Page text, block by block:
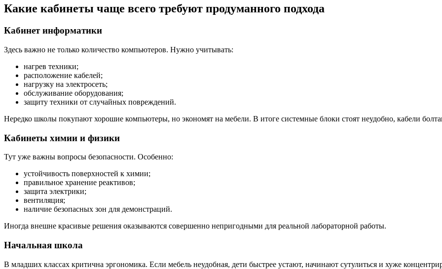
Какие кабинеты чаще всего требуют продуманного подхода
Кабинет информатики
Здесь важно не только количество компьютеров. Нужно учитывать:
нагрев техники;
расположение кабелей;
нагрузку на электросеть;
обслуживание оборудования;
защиту техники от случайных повреждений.
Нередко школы покупают хорошие компьютеры, но экономят на мебели. В итоге системные блоки стоят неудобно, кабели
Кабинеты химии и физики
Тут уже важны вопросы безопасности. Особенно:
устойчивость поверхностей к химии;
правильное хранение реактивов;
защита электрики;
вентиляция;
наличие безопасных зон для демонстраций.
Иногда внешне красивые решения оказываются совершенно непригодными для реальной лабораторной работы.
Начальная школа
В младших классах критична эргономика. Если мебель неудобная, дети быстрее устают, начинают сутулиться и хуже